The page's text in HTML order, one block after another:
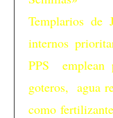
Templarios de
internos
PPS emplean
goteros, agua
como